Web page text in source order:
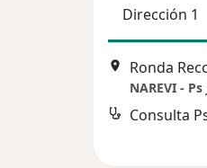
Dirección 1
Ronda
NAREVI -
Consulta